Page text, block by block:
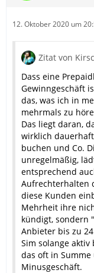
12. Oktober 2020 um
Zitat von
Dass eine
Gewinngeschäft
das, was ich in
mehrmals zu
Das liegt daran,
wirklich
buchen und Co.
unregelmäßig,
entsprechend
Aufrechterhalten
diese Kunden
Mehrheit ihre
kündigt, sondern
Anbieter bis zu
Sim solange
das oft in
Minusgeschäft.